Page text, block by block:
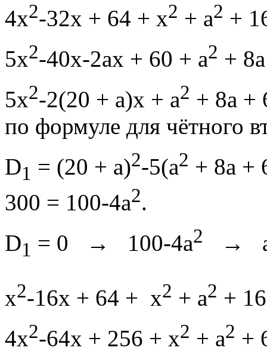
4x2-32x + 64 + x2 + a2 +
5x2-40x-2ax + 60 + a2 +
5x2-2(20 + a)x + a2 + 8a +
по формуле для чётного
D1 = (20 + a)2-5(a2 + 8a +
300 = 100-4a2.
D1 = 0 → 100-4a2 →
х2-16х + 64 + х2 + а2 +
4x2-64x + 256 + x2 + a2 +